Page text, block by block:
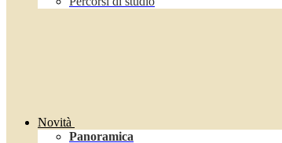
Novità
Panoramica